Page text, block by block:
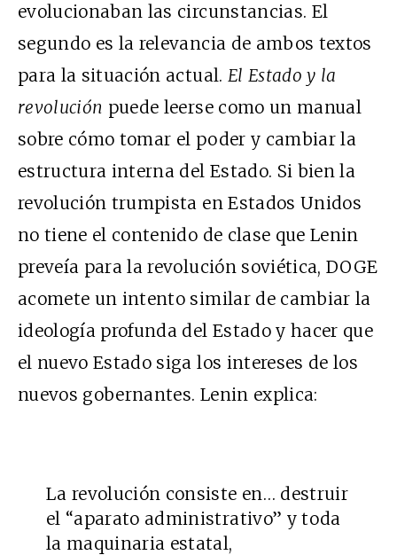
evolucionaban las circunstancias. El
segundo es la relevancia de ambos textos
para la situación actual. El Estado y la
revolución puede leerse como un manual
sobre cómo tomar el poder y cambiar la
estructura interna del Estado. Si bien la
revolución trumpista en Estados Unidos
no tiene el contenido de clase que Lenin
preveía para la revolución soviética, DOGE
acomete un intento similar de cambiar la
ideología profunda del Estado y hacer que
el nuevo Estado siga los intereses de los
nuevos gobernantes. Lenin explica:
La revolución consiste en… destruir
el “aparato administrativo” y toda
la maquinaria estatal,